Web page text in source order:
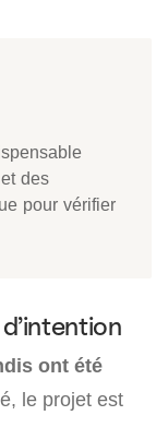
des
pour vérifier
ont été
é, le projet est